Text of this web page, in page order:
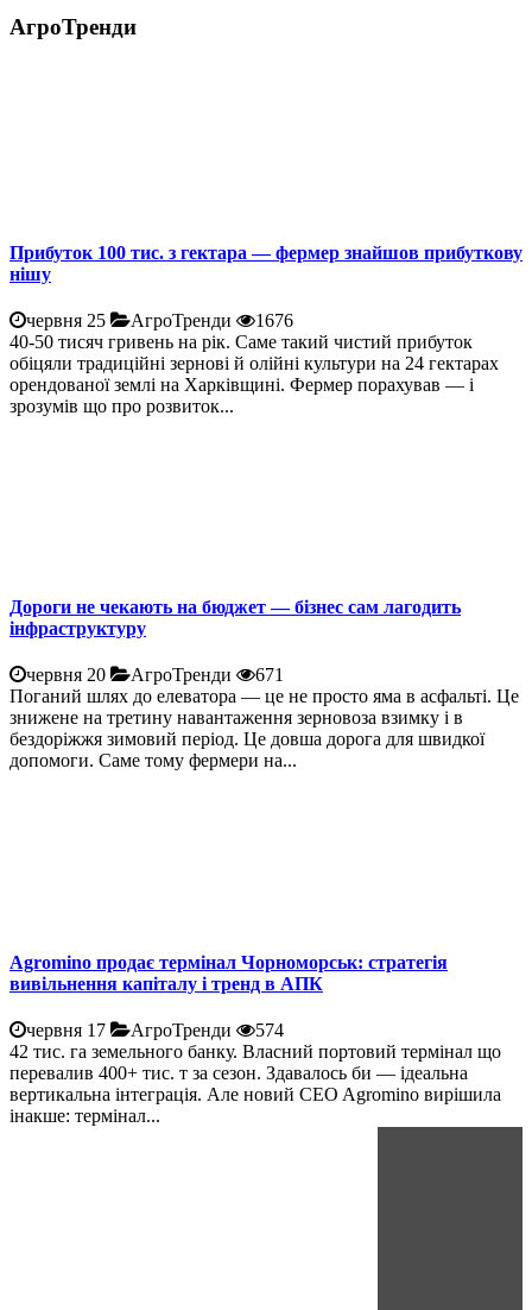
АгроТренди
Прибуток 100 тис. з гектара — фермер знайшов прибуткову
нішу
червня 25 АгроТренди
1676
40-50 тисяч гривень на рік. Саме такий чистий прибуток
обіцяли традиційні зернові й олійні культури на 24 гектарах
орендованої землі на Харківщині. Фермер порахував — і
зрозумів що про розвиток...
Дороги не чекають на бюджет — бізнес сам лагодить
інфраструктуру
червня 20 АгроТренди
671
Поганий шлях до елеватора — це не просто яма в асфальті. Це
знижене на третину навантаження зерновоза взимку і в
бездоріжжя зимовий період. Це довша дорога для швидкої
допомоги. Саме тому фермери на...
Agromino продає термінал Чорноморськ: стратегія
вивільнення капіталу і тренд в АПК
червня 17 АгроТренди
574
42 тис. га земельного банку. Власний портовий термінал що
перевалив 400+ тис. т за сезон. Здавалось би — ідеальна
вертикальна інтеграція. Але новий CEO Agromino вирішила
інакше: термінал...